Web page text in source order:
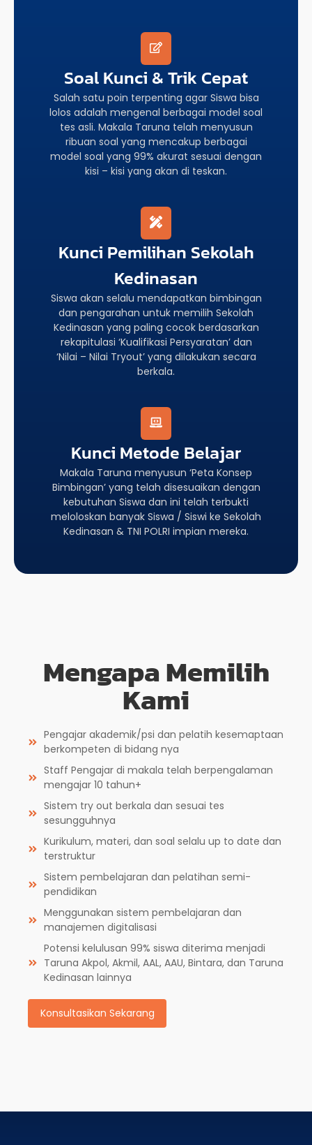
Soal Kunci & Trik Cepat
Salah satu poin terpenting agar Siswa bisa
lolos adalah mengenal berbagai model soal
tes asli. Makala Taruna telah menyusun
ribuan soal yang mencakup berbagai
model soal yang 99% akurat sesuai dengan
kisi – kisi yang akan di teskan.
Kunci Pemilihan Sekolah
Kedinasan
Siswa akan selalu mendapatkan bimbingan
dan pengarahan untuk memilih Sekolah
Kedinasan yang paling cocok berdasarkan
rekapitulasi ‘Kualifikasi Persyaratan’ dan
‘Nilai – Nilai Tryout’ yang dilakukan secara
berkala.
Kunci Metode Belajar
Makala Taruna menyusun ‘Peta Konsep
Bimbingan’ yang telah disesuaikan dengan
kebutuhan Siswa dan ini telah terbukti
meloloskan banyak Siswa / Siswi ke Sekolah
Kedinasan & TNI POLRI impian mereka.
Mengapa Memilih
Kami
Pengajar akademik/psi dan pelatih kesemaptaan
berkompeten di bidang nya
Staff Pengajar di makala telah berpengalaman
mengajar 10 tahun+
Sistem try out berkala dan sesuai tes
sesungguhnya
Kurikulum, materi, dan soal selalu up to date dan
terstruktur
Sistem pembelajaran dan pelatihan semi-
pendidikan
Menggunakan sistem pembelajaran dan
manajemen digitalisasi
Potensi kelulusan 99% siswa diterima menjadi
Taruna Akpol, Akmil, AAL, AAU, Bintara, dan Taruna
Kedinasan lainnya
Konsultasikan Sekarang